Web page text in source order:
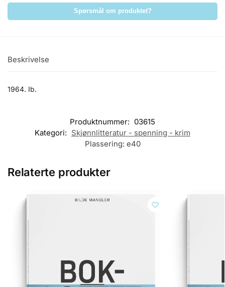
Spørsmål om produktet?
Beskrivelse
1964. Ib.
Produktnummer: 03615
Kategori: Skjønnlitteratur - spenning - krim
Plassering: e40
Relaterte produkter